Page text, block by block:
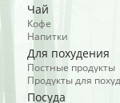
Чай
Кофе
Напитки
Для похудения
Постные продукты
Продукты для
Посуда